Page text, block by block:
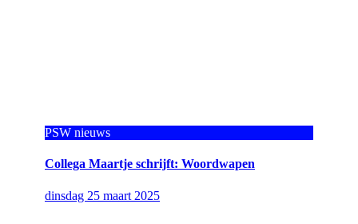
PSW nieuws
Collega Maartje schrijft: Woordwapen
dinsdag 25 maart 2025